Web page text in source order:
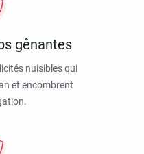
gênantes
nuisibles qui
et encombrent